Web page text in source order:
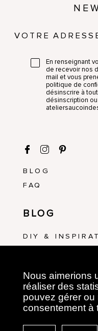
En renseignant
de recevoir nos
mail et vous
politique de
désinscrire à
désinscription
BLOG
FAQ
BLOG
DIY &
ATELIERS
ART FLORAL
Nous aimerions
réaliser des
pouvez gérer ou
consentement à